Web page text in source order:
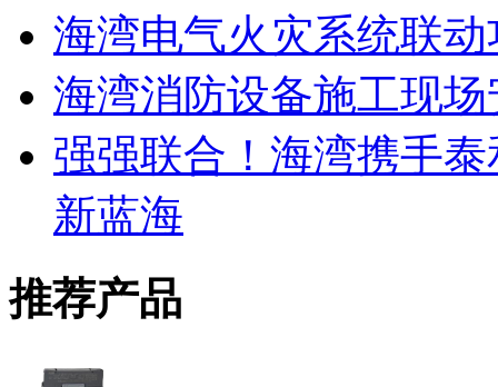
海湾电气火灾系统联
海湾消防设备施工现
强强联合！海湾携手
新蓝海
推荐产品